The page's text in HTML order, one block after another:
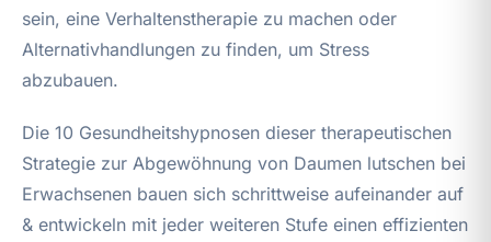
sein, eine Verhaltenstherapie zu machen oder
Alternativhandlungen zu finden, um Stress
abzubauen.
Die 10 Gesundheitshypnosen dieser therapeutischen
Strategie zur Abgewöhnung von Daumen lutschen bei
Erwachsenen bauen sich schrittweise aufeinander auf
& entwickeln mit jeder weiteren Stufe einen effizienten